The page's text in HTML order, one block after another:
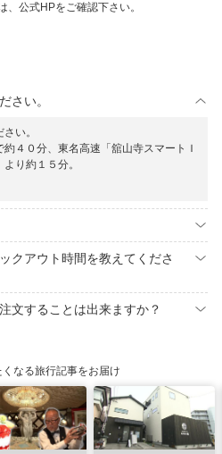
公式HPをご確認下さい。
さい。
い。
４０分、東名高速「舘山寺スマートＩ
り約１５分。
クアウト時間を教えてくださ
文することは出来ますか？
なる旅行記事をお届け